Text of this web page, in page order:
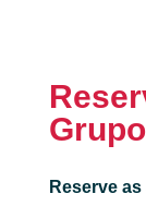
Grupo
Reserve